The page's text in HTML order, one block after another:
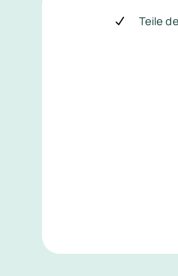
Spare dir den Tool-
Teile